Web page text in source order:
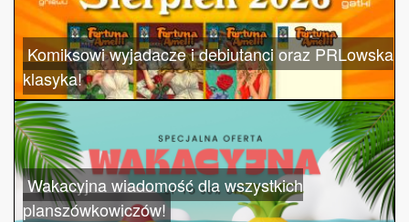
Komiksowi wyjadacze i debiutanci oraz PRLowska
klasyka!
Wakacyjna wiadomość dla wszystkich
planszówkowiczów!